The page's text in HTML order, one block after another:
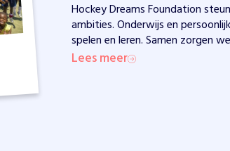
Hockey Dreams Foundation
ambities. Onderwijs en
spelen en leren. Samen zorgen
Lees meer